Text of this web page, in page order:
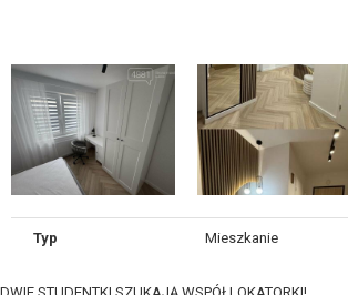
Typ Mieszkanie